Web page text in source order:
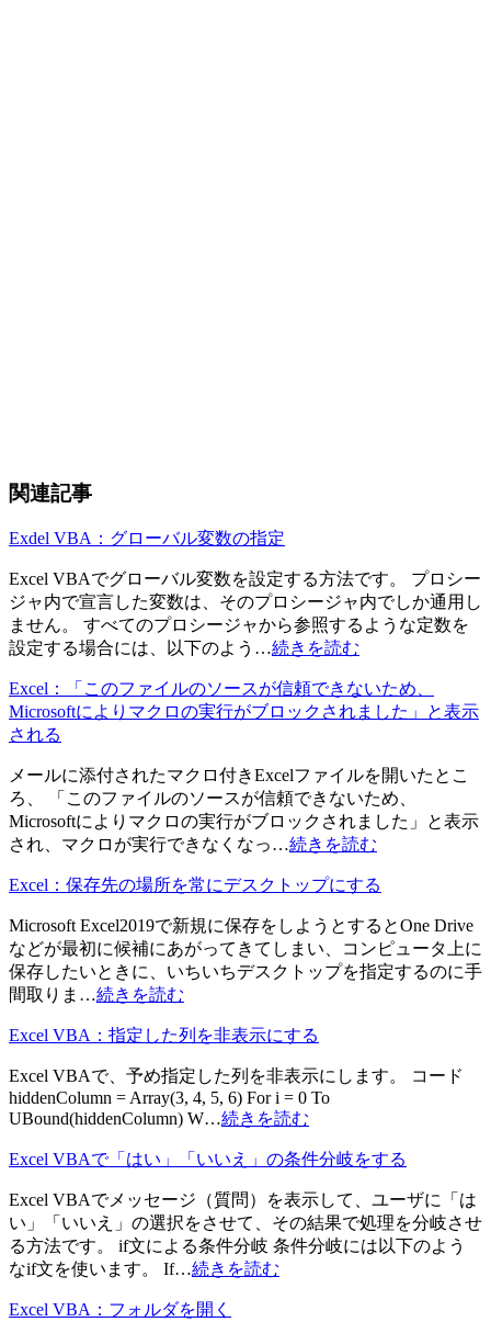
関連記事
Exdel VBA：グローバル変数の指定
Excel VBAでグローバル変数を設定する方法です。 プロシー
ジャ内で宣言した変数は、そのプロシージャ内でしか通用し
ません。 すべてのプロシージャから参照するような定数を
設定する場合には、以下のよう…続きを読む
Excel：「このファイルのソースが信頼できないため、
Microsoftによりマクロの実行がブロックされました」と表示
される
メールに添付されたマクロ付きExcelファイルを開いたとこ
ろ、 「このファイルのソースが信頼できないため、
Microsoftによりマクロの実行がブロックされました」と表示
され、マクロが実行できなくなっ…続きを読む
Excel：保存先の場所を常にデスクトップにする
Microsoft Excel2019で新規に保存をしようとするとOne Drive
などが最初に候補にあがってきてしまい、コンピュータ上に
保存したいときに、いちいちデスクトップを指定するのに手
間取りま…続きを読む
Excel VBA：指定した列を非表示にする
Excel VBAで、予め指定した列を非表示にします。 コード
hiddenColumn = Array(3, 4, 5, 6) For i = 0 To
UBound(hiddenColumn) W…続きを読む
Excel VBAで「はい」「いいえ」の条件分岐をする
Excel VBAでメッセージ（質問）を表示して、ユーザに「は
い」「いいえ」の選択をさせて、その結果で処理を分岐させ
る方法です。 if文による条件分岐 条件分岐には以下のよう
なif文を使います。 If…続きを読む
Excel VBA：フォルダを開く